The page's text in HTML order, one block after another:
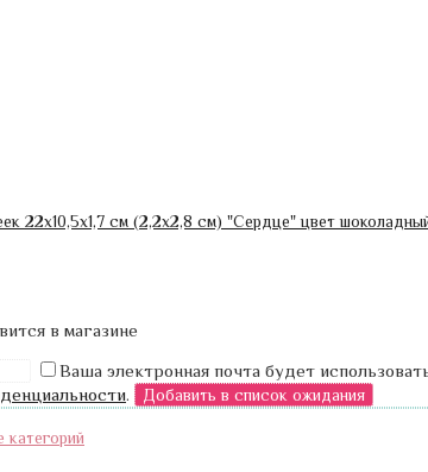
22х10,5х1,7 см (2,2х2,8 см) "Сердце" цвет
в магазине
Ваша электронная почта будет
.
категорий